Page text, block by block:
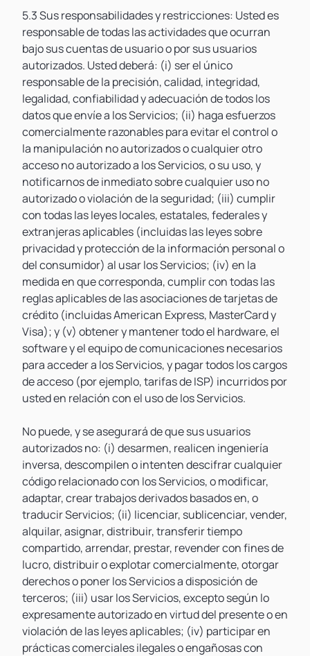
5.3 Sus responsabilidades y restricciones: Usted es
responsable de todas las actividades que ocurran
bajo sus cuentas de usuario o por sus usuarios
autorizados. Usted deberá: (i) ser el único
responsable de la precisión, calidad, integridad,
legalidad, confiabilidad y adecuación de todos los
datos que envíe a los Servicios; (ii) haga esfuerzos
comercialmente razonables para evitar el control o
la manipulación no autorizados o cualquier otro
acceso no autorizado a los Servicios, o su uso, y
notificarnos de inmediato sobre cualquier uso no
autorizado o violación de la seguridad; (iii) cumplir
con todas las leyes locales, estatales, federales y
extranjeras aplicables (incluidas las leyes sobre
privacidad y protección de la información personal o
del consumidor) al usar los Servicios; (iv) en la
medida en que corresponda, cumplir con todas las
reglas aplicables de las asociaciones de tarjetas de
crédito (incluidas American Express, MasterCard y
Visa); y (v) obtener y mantener todo el hardware, el
software y el equipo de comunicaciones necesarios
para acceder a los Servicios, y pagar todos los cargos
de acceso (por ejemplo, tarifas de ISP) incurridos por
usted en relación con el uso de los Servicios.
No puede, y se asegurará de que sus usuarios
autorizados no: (i) desarmen, realicen ingeniería
inversa, descompilen o intenten descifrar cualquier
código relacionado con los Servicios, o modificar,
adaptar, crear trabajos derivados basados en, o
traducir Servicios; (ii) licenciar, sublicenciar, vender,
alquilar, asignar, distribuir, transferir tiempo
compartido, arrendar, prestar, revender con fines de
lucro, distribuir o explotar comercialmente, otorgar
derechos o poner los Servicios a disposición de
terceros; (iii) usar los Servicios, excepto según lo
expresamente autorizado en virtud del presente o en
violación de las leyes aplicables; (iv) participar en
prácticas comerciales ilegales o engañosas con